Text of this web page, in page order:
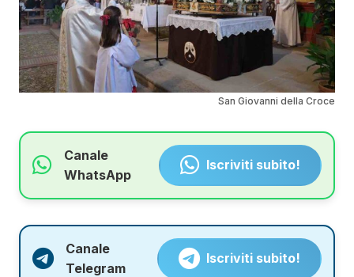
San Giovanni della Croce
Canale
WhatsApp
Iscriviti subito!
Canale
Telegram
Iscriviti subito!